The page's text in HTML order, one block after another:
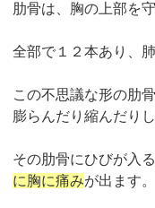
肋骨は、胸の上部を
全部で１２本あり、
この不思議な形の肋
膨らんだり縮んだりし
その肋骨にひびが入る
に胸に痛みが出ます。